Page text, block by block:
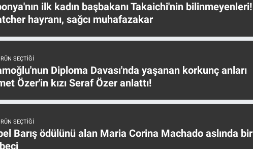
ilk kadın başbakanı Takaichi'nin bilinmeyenleri!
hayranı, sağcı muhafazakar
SEÇTIĞI
Diploma Davası'nda yaşanan korkunç anları
Özer'in kızı Seraf Özer anlattı!
SEÇTIĞI
Barış ödülünü alan Maria Corina Machado aslında bir